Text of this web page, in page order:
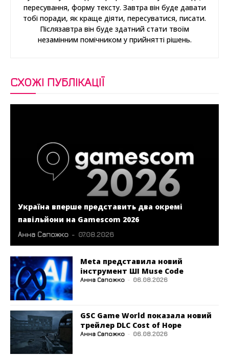
пересування, форму тексту. Завтра він буде давати
тобі поради, як краще діяти, пересуватися, писати.
Післязавтра він буде здатний стати твоїм
незамінним помічником у прийнятті рішень.
СХОЖІ ПУБЛІКАЦІЇ
Україна вперше представить два окремі
павільйони на Gamescom 2026
Анна Сапожко - 07.08.2026
Meta представила новий
інструмент ШІ Muse Code
Анна Сапожко - 06.08.2026
GSC Game World показала новий
трейлер DLC Cost of Hope
Анна Сапожко - 06.08.2026